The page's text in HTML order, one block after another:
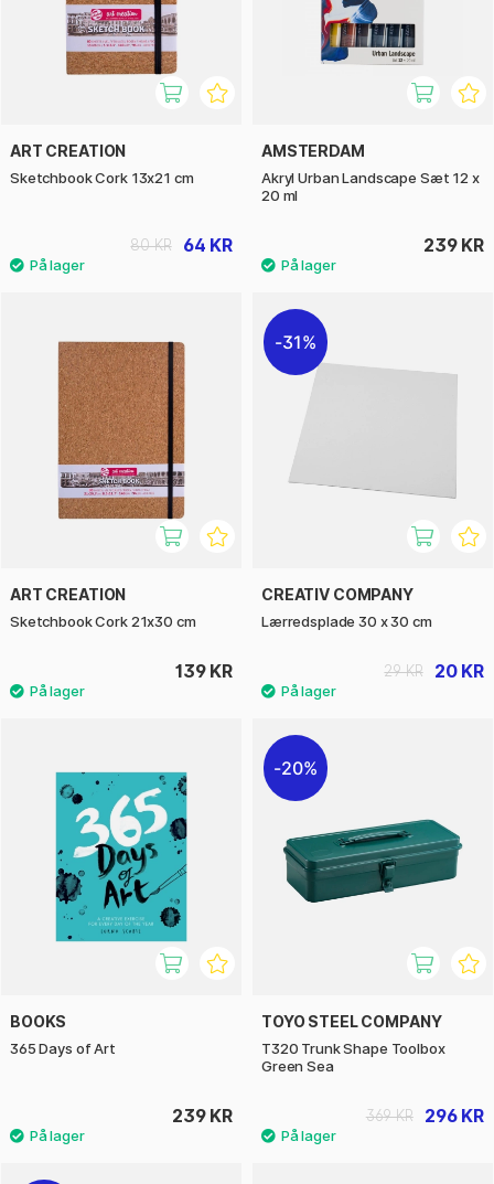
ART CREATION
Sketchbook Cork 13x21 cm
64 KR
80 KR
AMSTERDAM
Akryl Urban Landscape Sæt 12 x
20 ml
239 KR
ART CREATION
Sketchbook Cork 21x30 cm
139 KR
31%
CREATIV COMPANY
Lærredsplade 30 x 30 cm
20 KR
29 KR
BOOKS
365 Days of Art
239 KR
20%
TOYO STEEL COMPANY
T320 Trunk Shape Toolbox
Green Sea
296 KR
369 KR